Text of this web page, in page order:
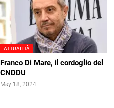
ATTUALITÀ
Franco Di Mare, il cordoglio del
CNDDU
May 18, 2024